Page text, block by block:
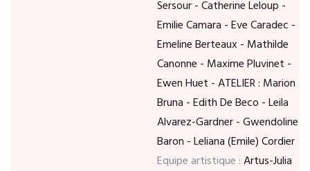
Sersour - Catherine Leloup -
Emilie Camara - Eve Caradec -
Emeline Berteaux - Mathilde
Canonne - Maxime Pluvinet -
Ewen Huet - ATELIER : Marion
Bruna - Edith De Beco - Leila
Alvarez-Gardner - Gwendoline
Baron - Leliana (Emile) Cordier
Equipe artistique :Artus-Julia